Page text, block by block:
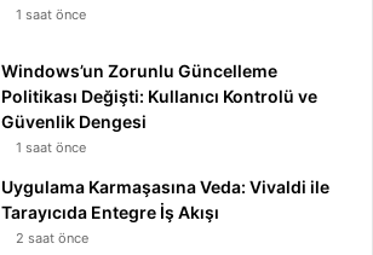
1 saat önce
Windows’un Zorunlu Güncelleme
Politikası Değişti: Kullanıcı Kontrolü ve
Güvenlik Dengesi
1 saat önce
Uygulama Karmaşasına Veda: Vivaldi ile
Tarayıcıda Entegre İş Akışı
2 saat önce